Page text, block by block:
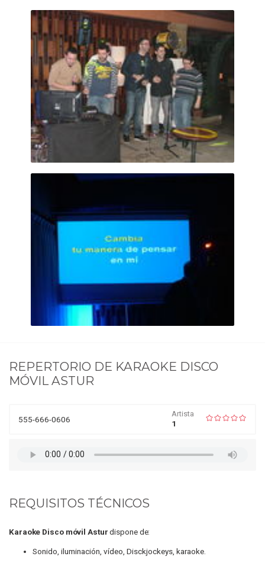
REPERTORIO DE KARAOKE DISCO
MÓVIL ASTUR
555-666-0606
Artista
1
REQUISITOS TÉCNICOS
Karaoke Disco móvil Asturdispone de:
Sonido, iluminación, vídeo, Disckjockeys, karaoke.